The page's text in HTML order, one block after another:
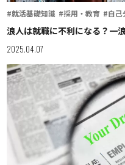
#就活基礎知識 #採用・教育 #自己
浪人は就職に不利になる？
2025.04.07